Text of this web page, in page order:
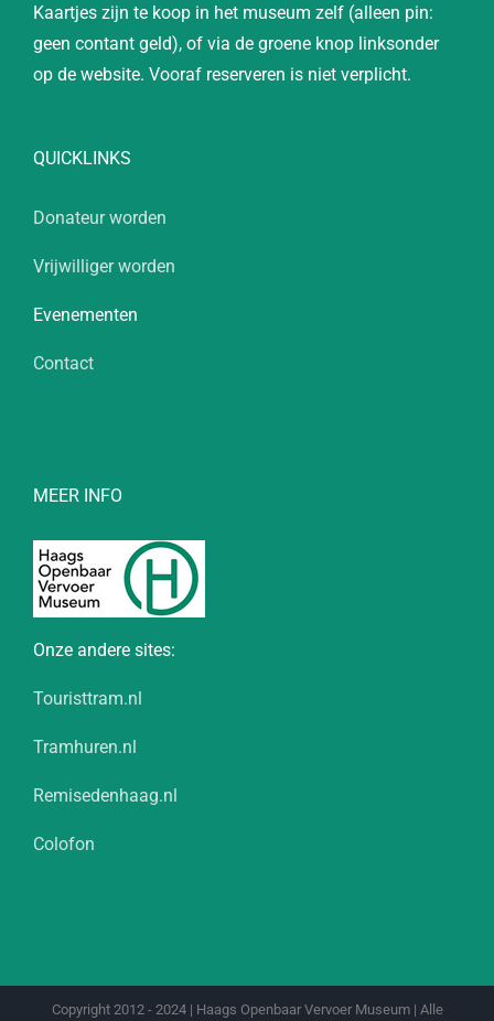
Kaartjes zijn te koop in het museum zelf (alleen pin:
geen contant geld), of via de groene knop linksonder
op de website. Vooraf reserveren is niet verplicht.
QUICKLINKS
Donateur worden
Vrijwilliger worden
Evenementen
Contact
MEER INFO
Onze andere sites:
Touristtram.nl
Tramhuren.nl
Remisedenhaag.nl
Colofon
Copyright 2012 - 2024 | Haags Openbaar Vervoer Museum | Alle